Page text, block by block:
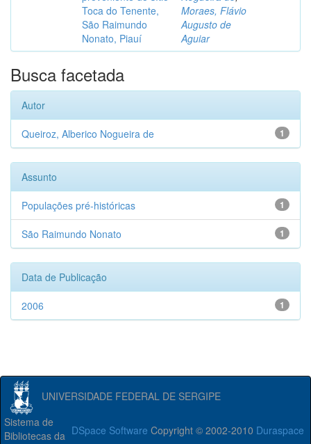
Toca do Tenente,
São Raimundo
Nonato, Piauí
Moraes, Flávio
Augusto de
Aguiar
Busca facetada
Autor
1
Queiroz, Alberico Nogueira de
Assunto
1
Populações pré-históricas
1
São Raimundo Nonato
Data de Publicação
1
2006
UNIVERSIDADE FEDERAL DE SERGIPE
DSpace Software Copyright © 2002-2010 Duraspace
Sistema de
Bibliotecas da